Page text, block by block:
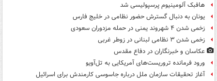
هافبک آلومینیوم پرسپولیسی شد
یونان به دنبال گسترش حضور نظامی در خلیج فارس
زخمی شدن ۴ شهروند یمنی در حمله مزدوران سعودی
زخمی شدن ۳ نظامی لبنانی در زوطر غربی
عکاسان و خبرنگاران در دفاع مقدس
ورود فرمانده تروریست‌های آمریکایی به تل‌آویو
آغاز تحقیقات سازمان ملل درباره جاسوسی کارمندش برای اسرائیل